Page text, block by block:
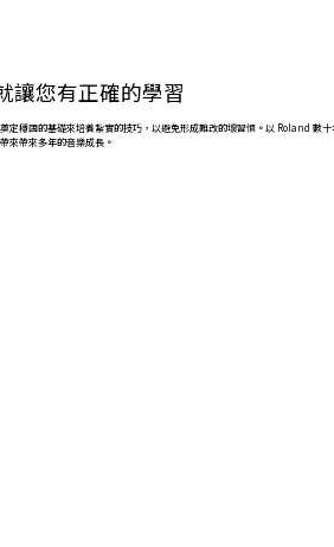
讓您有正確的學習
定穩固的基礎來培養紮實的技巧，以避免形成難改的壞習慣。以 Roland 數
來帶來多年的音樂成長。